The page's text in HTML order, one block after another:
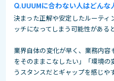
UUUMに合わない人はどんな
決まった正解や安定したルーテ
ッチになってしまう可能性がある
業界自体の変化が早く、業務内
をそのままこなしたい」「環境
うスタンスだとギャップを感じや